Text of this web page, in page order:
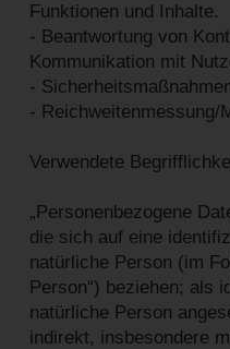
Funktionen und Inhalte.
- Beantwortung von
Kommunikation mit
-
- Reichweitenmessung/
Verwendete
„Personenbezogene
die sich auf eine
natürliche Person (im
Person“) beziehen; als
natürliche Person
indirekt, insbesondere